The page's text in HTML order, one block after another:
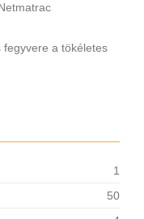
fegyvere a tökéletes
1
50